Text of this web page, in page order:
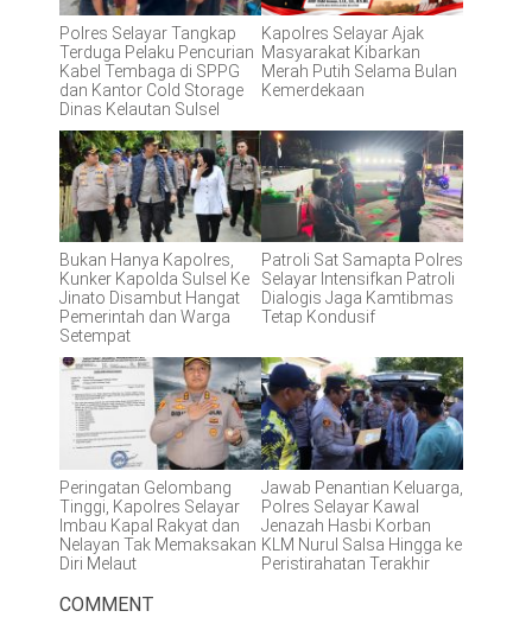
Polres Selayar Tangkap
Terduga Pelaku Pencurian
Kabel Tembaga di SPPG
dan Kantor Cold Storage
Dinas Kelautan Sulsel
Kapolres Selayar Ajak
Masyarakat Kibarkan
Merah Putih Selama Bulan
Kemerdekaan
Bukan Hanya Kapolres,
Kunker Kapolda Sulsel Ke
Jinato Disambut Hangat
Pemerintah dan Warga
Setempat
Patroli Sat Samapta Polres
Selayar Intensifkan Patroli
Dialogis Jaga Kamtibmas
Tetap Kondusif
Peringatan Gelombang
Tinggi, Kapolres Selayar
Imbau Kapal Rakyat dan
Nelayan Tak Memaksakan
Diri Melaut
Jawab Penantian Keluarga,
Polres Selayar Kawal
Jenazah Hasbi Korban
KLM Nurul Salsa Hingga ke
Peristirahatan Terakhir
COMMENT